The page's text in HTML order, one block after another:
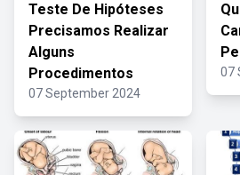
Teste De Hipóteses
Precisamos Realizar
Alguns
Procedimentos
07 September 2024
07